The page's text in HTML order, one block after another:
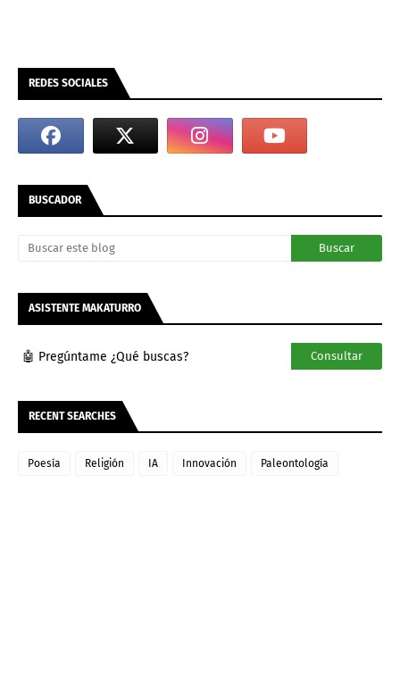
REDES SOCIALES
BUSCADOR
ASISTENTE MAKATURRO
🤖 Pregúntame ¿Qué buscas? Consultar
RECENT SEARCHES
Poesía Religión IA Innovación Paleontología